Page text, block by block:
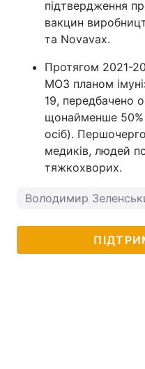
підтвердження
вакцин
та Novavax.
Протягом 2021-
МОЗ планом
19, передбачено
щонайменше 50%
осіб).
медиків, людей
тяжкохворих.
Володимир